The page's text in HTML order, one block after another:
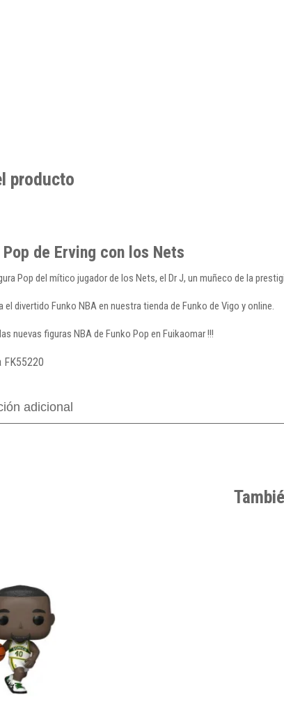
producto
Pop de Erving con los Nets
Pop del mítico jugador de los Nets, el Dr J, un muñeco de la
el divertido Funko NBA en nuestra tienda de Funko de Vigo y online.
nuevas figuras NBA de Funko Pop en Fuikaomar !!!
FK55220
adicional